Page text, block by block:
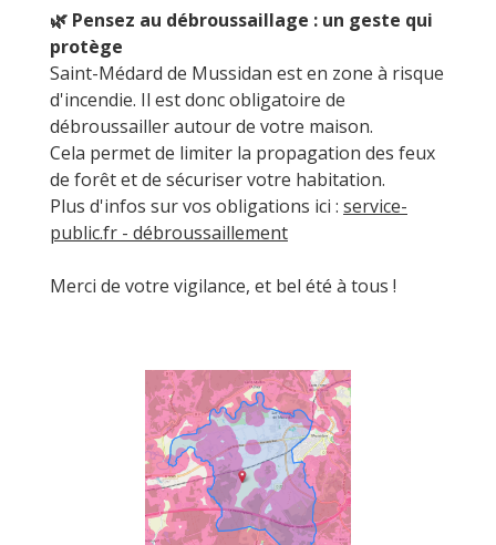
🌿 Pensez au débroussaillage : un geste qui
protège
Saint-Médard de Mussidan est en zone à risque
d'incendie. Il est donc obligatoire de
débroussailler autour de votre maison.
Cela permet de limiter la propagation des feux
de forêt et de sécuriser votre habitation.
Plus d'infos sur vos obligations ici : service-
public.fr - débroussaillement
Merci de votre vigilance, et bel été à tous !